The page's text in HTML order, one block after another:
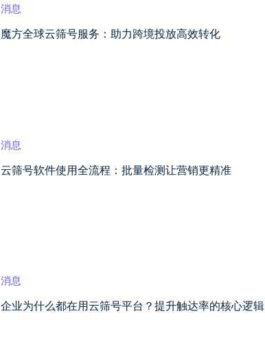
消息
魔方全球云筛号服务：助力跨境投放高效转化
消息
云筛号软件使用全流程：批量检测让营销更精准
消息
企业为什么都在用云筛号平台？提升触达率的核心逻辑